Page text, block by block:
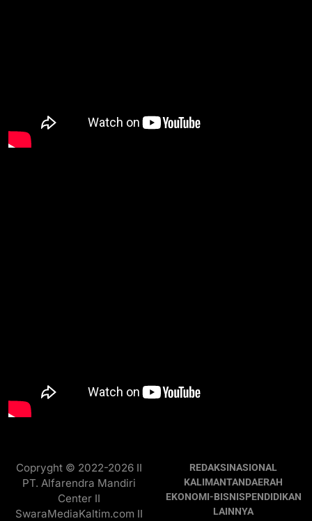
Copryght © 2022-2026 II
PT. Alfarendra Mandiri
Center II
SwaraMediaKaltim.com II
REDAKSINASIONAL
KALIMANTANDAERAH
EKONOMI-BISNISPENDIDIKAN
LAINNYA